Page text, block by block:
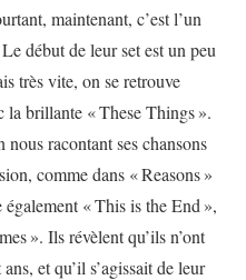
maintenant, c’est l’un
début de leur set est un peu
très vite, on se retrouve
la brillante «These Things».
racontant ses chansons
comme dans «Reasons»
«This is the End »,
». Ils révèlent qu’ils n’ont
et qu’il s’agissait de leur